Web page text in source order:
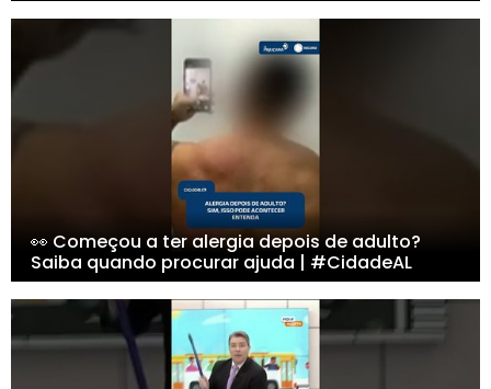
👀 Começou a ter alergia depois de adulto?
Saiba quando procurar ajuda | #CidadeAL